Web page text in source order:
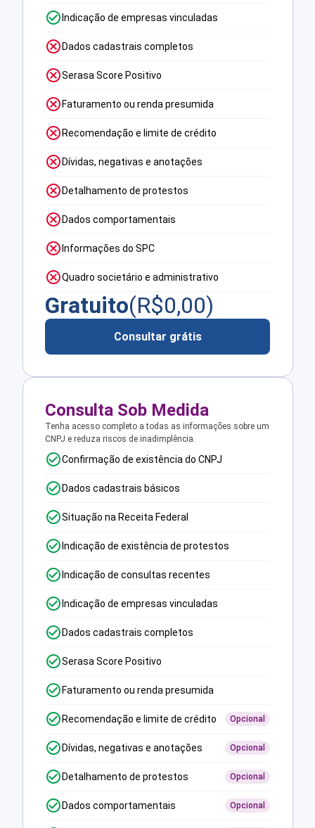
Indicação de empresas vinculadas
Dados cadastrais completos
Serasa Score Positivo
Faturamento ou renda presumida
Recomendação e limite de crédito
Dívidas, negativas e anotações
Detalhamento de protestos
Dados comportamentais
Informações do SPC
Quadro societário e administrativo
Gratuito(R$0,00)
Consultar grátis
Consulta Sob Medida
Tenha acesso completo a todas as informações sobre um
CNPJ e reduza riscos de inadimplência.
Confirmação de existência do CNPJ
Dados cadastrais básicos
Situação na Receita Federal
Indicação de existência de protestos
Indicação de consultas recentes
Indicação de empresas vinculadas
Dados cadastrais completos
Serasa Score Positivo
Faturamento ou renda presumida
Recomendação e limite de crédito Opcional
Dívidas, negativas e anotações Opcional
Detalhamento de protestos Opcional
Dados comportamentais Opcional